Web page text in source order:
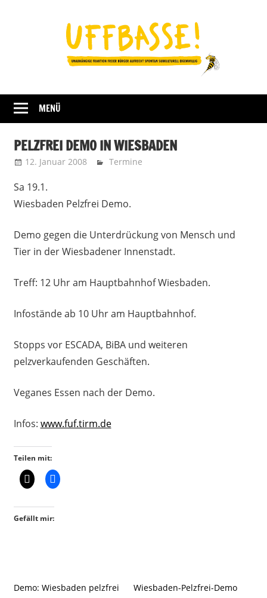
UFFBASSE!
Darmstadt
MENÜ
PELZFREI DEMO IN WIESBADEN
12. Januar 2008 Uffbasse
Termine
Sa 19.1.
Wiesbaden Pelzfrei Demo.
Demo gegen die Unterdrückung von Mensch und
Tier in der Wiesbadener Innenstadt.
Treff: 12 Uhr am Hauptbahnhof Wiesbaden.
Infostände ab 10 Uhr am Hauptbahnhof.
Stopps vor ESCADA, BiBA und weiteren
pelzverkaufenden Geschäften.
Veganes Essen nach der Demo.
Infos: www.fuf.tirm.de
Teilen mit:
Gefällt mir:
Demo: Wiesbaden pelzfrei
Wiesbaden-Pelzfrei-Demo